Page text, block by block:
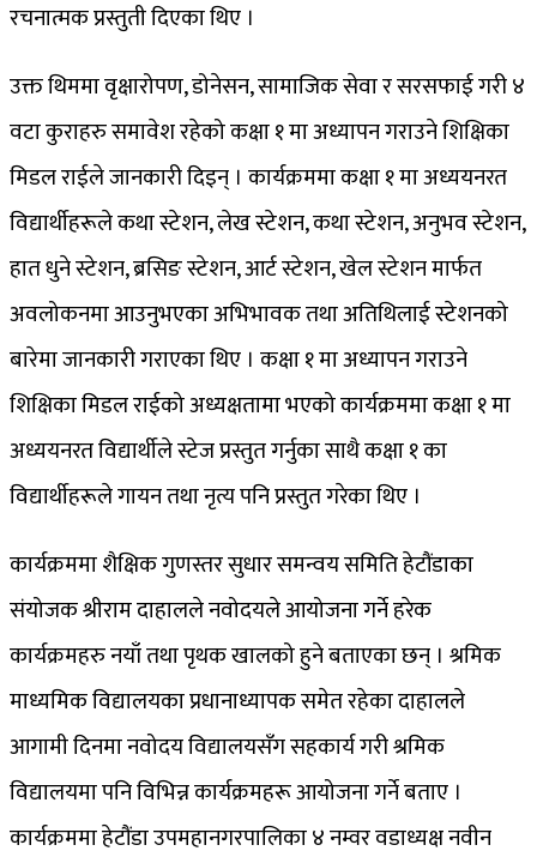
रचनात्मक प्रस्तुती दिएका थिए ।
उक्त थिममा वृक्षारोपण, डोनेसन, सामाजिक सेवा र सरसफाई गरी ४
वटा कुराहरु समावेश रहेको कक्षा १ मा अध्यापन गराउने शिक्षिका
मिडल राईले जानकारी दिइन् । कार्यक्रममा कक्षा १ मा अध्ययनरत
विद्यार्थीहरूले कथा स्टेशन, लेख स्टेशन, कथा स्टेशन, अनुभव स्टेशन,
हात धुने स्टेशन, ब्रसिङ स्टेशन, आर्ट स्टेशन, खेल स्टेशन मार्फत
अवलोकनमा आउनुभएका अभिभावक तथा अतिथिलाई स्टेशनको
बारेमा जानकारी गराएका थिए । कक्षा १ मा अध्यापन गराउने
शिक्षिका मिडल राईको अध्यक्षतामा भएको कार्यक्रममा कक्षा १ मा
अध्ययनरत विद्यार्थीले स्टेज प्रस्तुत गर्नुका साथै कक्षा १ का
विद्यार्थीहरूले गायन तथा नृत्य पनि प्रस्तुत गरेका थिए ।
कार्यक्रममा शैक्षिक गुणस्तर सुधार समन्वय समिति हेटौंडाका
संयोजक श्रीराम दाहालले नवोदयले आयोजना गर्ने हरेक
कार्यक्रमहरु नयाँ तथा पृथक खालको हुने बताएका छन् । श्रमिक
माध्यमिक विद्यालयका प्रधानाध्यापक समेत रहेका दाहालले
आगामी दिनमा नवोदय विद्यालयसँग सहकार्य गरी श्रमिक
विद्यालयमा पनि विभिन्न कार्यक्रमहरू आयोजना गर्ने बताए ।
कार्यक्रममा हेटौंडा उपमहानगरपालिका ४ नम्वर वडाध्यक्ष नवीन